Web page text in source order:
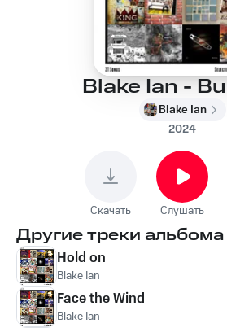
Blake Ian -
Blake Ian
2024
Скачать Слушать
Другие треки альбома
Hold on
Blake Ian
Face the Wind
Blake Ian